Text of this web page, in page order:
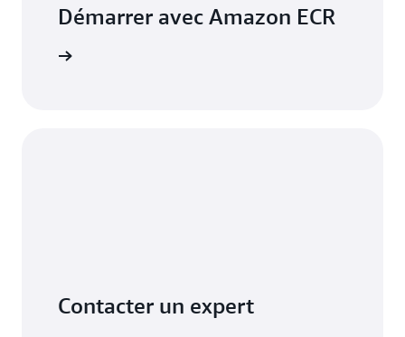
Démarrer avec Amazon ECR
Contacter un expert